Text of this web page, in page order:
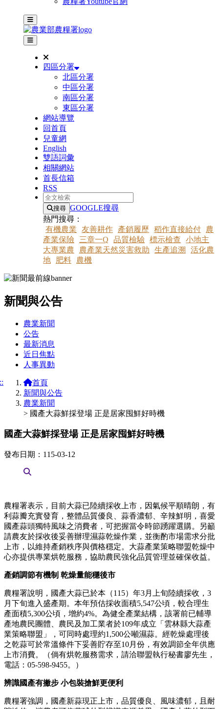
主選單
其他網站選單
四區分署
北區分署
中區分署
南區分署
東區分署
網站導覽
回首頁
兒童網
English
雙語詞彙
相關網站
首長信箱
RSS
全文檢索
搜尋 GOOGLE搜尋
熱門搜尋：
有機農業
友善耕作 產銷履歷 稻作直接給付
農
產業保險
三章一Q 品質檢驗 標示檢查
小地主
大專業農
農產業天然災害救助 生產追溯
活化農
地
肥料 農機
新聞與公告
農業新聞
公告
最新消息
近日焦點
人事異動
首頁
新聞與公告
農業新聞
> 國產大蒜鮮採登場 正是居家囤鮮好時機
國產大蒜鮮採登場 正是居家囤鮮好時機
發布日期：115-03-12
農糧署表示，目前大蒜已陸續採收上市，因氣候平順晴朗，有
利蒜瓣充實發育，整體品質優良、蒜香濃郁、辛辣鮮明，喜愛
國產蒜頭獨特風味之消費者，可把握當令時節踴躍選購。另籲
請農友於採收後妥善辦理濕蒜乾燥作業，並衡酌市場需求分批
上市，以維持產銷秩序與價格穩定。大蒜產業策略聯盟乾燥中
心亦提供專業烘乾服務，協助農民強化品質管理並確保收益。
產銷調節有機制 乾燥量能穩後市
農糧署說明，國產大蒜已於本（115）年3月上旬陸續採收，3
月下旬進入盛產期。本年預估採收面積5,547公頃，較合理生
產面積5,300公頃，增約4%。為健全產業結構，該署前已輔導
產地農民團體、農民及加工業者於109年成立「雲林縣大蒜產
業策略聯盟」，可同時處理約1,500公噸濕蒜。經乾燥處理後
之乾蒜可於常溫條件下妥善貯存至10月份，有效調節全年供應
上市消費。（倘有烘乾服務需求，請洽聯盟執行秘書廖先生，
電話：05-598-9455。）
辨識國產有撇步 小包裝搶鮮更便利
農糧署強調，國產新蒜現正上市，品質優良、風味濃郁，且耐